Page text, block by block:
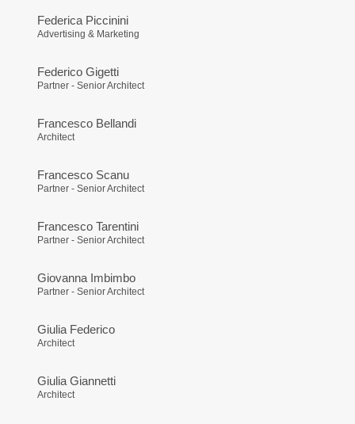
Federica Piccinini
Advertising & Marketing
Federico Gigetti
Partner - Senior Architect
Francesco Bellandi
Architect
Francesco Scanu
Partner - Senior Architect
Francesco Tarentini
Partner - Senior Architect
Giovanna Imbimbo
Partner - Senior Architect
Giulia Federico
Architect
Giulia Giannetti
Architect